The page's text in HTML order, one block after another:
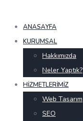
ANASAYFA
KURUMSAL
Hakkımızda
Neler Yaptık?
HIZMETLERIMIZ
Web Tasarım
SEO